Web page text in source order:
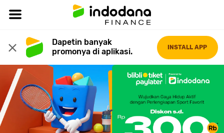
Dapetin banyak
promonya di aplikasi.
INSTALL APP